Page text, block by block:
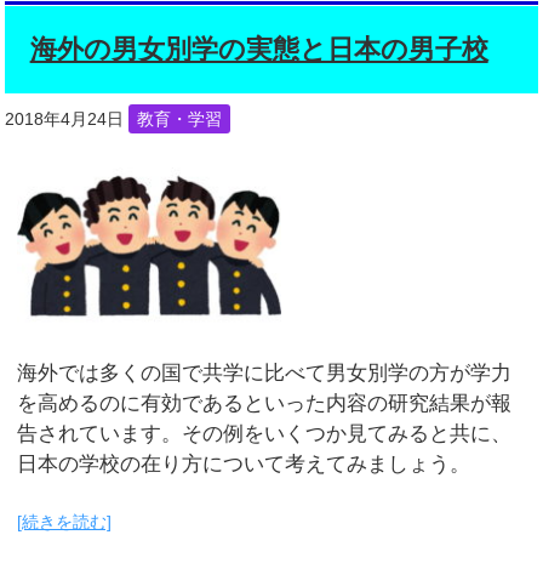
海外の男女別学の実態と日本の男子校
2018年4月24日 教育・学習
海外では多くの国で共学に比べて男女別学の方が学力
を高めるのに有効であるといった内容の研究結果が報
告されています。その例をいくつか見てみると共に、
日本の学校の在り方について考えてみましょう。
[続きを読む]